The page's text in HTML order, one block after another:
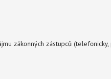
zákonných zástupců (telefonicky,